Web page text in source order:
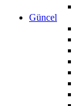
Güncel